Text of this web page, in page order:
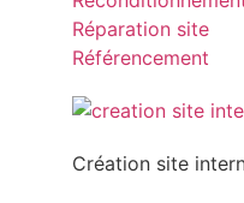
Réparation site
Référencement
Création site